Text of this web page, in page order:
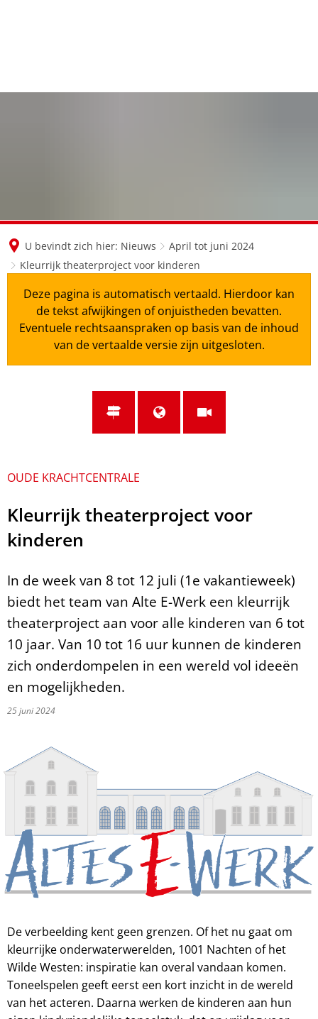
de
U bevindt zich hier: Nieuws
April tot juni 2024
Kleurrijk theaterproject voor kinderen
Deze pagina is automatisch vertaald. Hierdoor kan
de tekst afwijkingen of onjuistheden bevatten.
Eventuele rechtsaanspraken op basis van de inhoud
van de vertaalde versie zijn uitgesloten.
OUDE KRACHTCENTRALE
Kleurrijk theaterproject voor
kinderen
In de week van 8 tot 12 juli (1e vakantieweek)
biedt het team van Alte E-Werk een kleurrijk
theaterproject aan voor alle kinderen van 6 tot
10 jaar. Van 10 tot 16 uur kunnen de kinderen
zich onderdompelen in een wereld vol ideeën
en mogelijkheden.
25 juni 2024
De verbeelding kent geen grenzen. Of het nu gaat om
kleurrijke onderwaterwerelden, 1001 Nachten of het
Wilde Westen: inspiratie kan overal vandaan komen.
Toneelspelen geeft eerst een kort inzicht in de wereld
van het acteren. Daarna werken de kinderen aan hun